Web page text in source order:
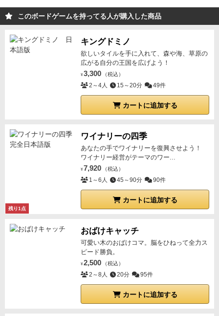
がありますが、これは説明しづらいので是非プレイし
て体験してみてください。
システムを思い出させるものであるが、これがかなり
効いており普通のワーカープレースメントとはかなり
クションを生み出している。
分を除いては特筆すべき点は乏しいと言わざるを得な
いところもあるわけであるが、要素が多い割には所要
時間もコンパクトで、バランスも良。選択する建築家
により能力がかなり異なるので、その点も充分に楽し
総じて、手堅くまとまった好ゲームといえ、拡
上位ランカーとして目が離せないと感じた。
引や徴税所からの盗みなど、手軽に高収入を得られる
行えなくなったり、ゲーム終了時に勝利点を失ったり
するが、一部の支払いコストが下げられる脱税を行え
るようになる（逆に高いと闇市場から出禁になる）と
いう、表裏一体のシステムもユニーク。
源を寄進するなどして取り戻せるので、甘い汁を吸っ
たら徳を上げて勝利を目指すことも可能。徳を高く維
持するのも、中道を行くのも、悪の道に染まるのもプ
トマとの対戦となり、AIは専用のデッキからカードを
引いて書かれている行動を行う。プレイヤー同様にワ
ーカーがボード上に置かれていくので、AIの行動を妨
害して独走を阻止しつつ、自分のやりたいことも並行
同様、プレイヤーとは異なるルールで動くので公正感
は薄いが、シンプルで手軽なシステムのわりになかな
ンもそこそこ楽しめるのが好印象。
あり、慣れるまでは多少かかるが、要領をつかめばセ
ッティング、プレイ運用ともに軽く、手軽に遊べるの
でお勧めしたい。 余談として、点数計算用の公式スマ
ホアプリがあり、ソロでも使用できて計算が楽になる
が、入力する数値がトラックの数値に見えて実はトラ
このボードゲームを持ってる人が購入した商品
キングドミノ
欲しいタイルを手に入れて、森や海、草原の
広がる自分の王国を広げよう！
¥ 3,300 （税込）
2～4人 15～20分 49件
カートに追加する
残り1点
ワイナリーの四季
あなたの手でワイナリーを復興させよう！
ワイナリー経営がテーマのワー...
¥ 7,920 （税込）
1～6人 45～90分 90件
カートに追加する
おばけキャッチ
可愛い木のおばけコマ。脳をひねって全力ス
ピード勝負。
¥ 2,500 （税込）
2～8人 20分 95件
カートに追加する